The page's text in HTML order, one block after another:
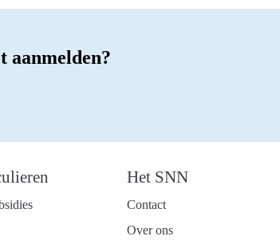
aanmelden?
Het SNN
Contact
Over ons